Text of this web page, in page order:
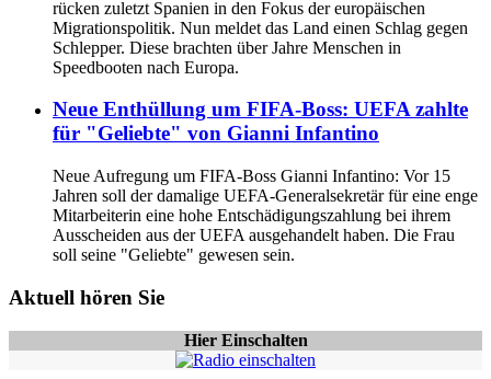
rücken zuletzt Spanien in den Fokus der europäischen
Migrationspolitik. Nun meldet das Land einen Schlag gegen
Schlepper. Diese brachten über Jahre Menschen in
Speedbooten nach Europa.
Neue Enthüllung um FIFA-Boss: UEFA zahlte
für "Geliebte" von Gianni Infantino
Neue Aufregung um FIFA-Boss Gianni Infantino: Vor 15
Jahren soll der damalige UEFA-Generalsekretär für eine enge
Mitarbeiterin eine hohe Entschädigungszahlung bei ihrem
Ausscheiden aus der UEFA ausgehandelt haben. Die Frau
soll seine "Geliebte" gewesen sein.
Aktuell hören Sie
Hier Einschalten